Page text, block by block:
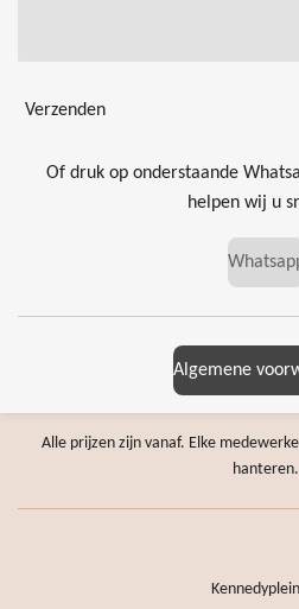
Verzenden
Of druk op onderstaande
helpen wij u
Algemene
Alle prijzen zijn vanaf. Elke
hanteren.